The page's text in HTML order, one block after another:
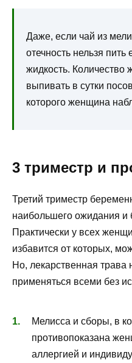
Даже, если чай из
отечность нельзя пить
жидкость. Количество
выпивать в сутки
которого женщина
3 триместр и
Третий триместр
наибольшего ожидания и
Практически у всех
избавится от которых,
Но, лекарственная трава
применяться всеми без
Мелисса и сборы, в
противопоказана
аллергией и